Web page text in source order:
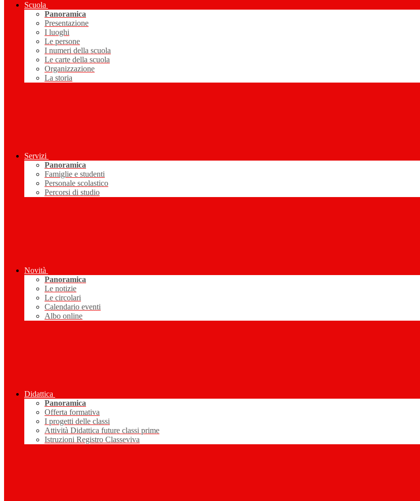
Scuola
Panoramica
Presentazione
I luoghi
Le persone
I numeri della scuola
Le carte della scuola
Organizzazione
La storia
Servizi
Panoramica
Famiglie e studenti
Personale scolastico
Percorsi di studio
Novità
Panoramica
Le notizie
Le circolari
Calendario eventi
Albo online
Didattica
Panoramica
Offerta formativa
I progetti delle classi
Attività Didattica future classi prime
Istruzioni Registro Classeviva